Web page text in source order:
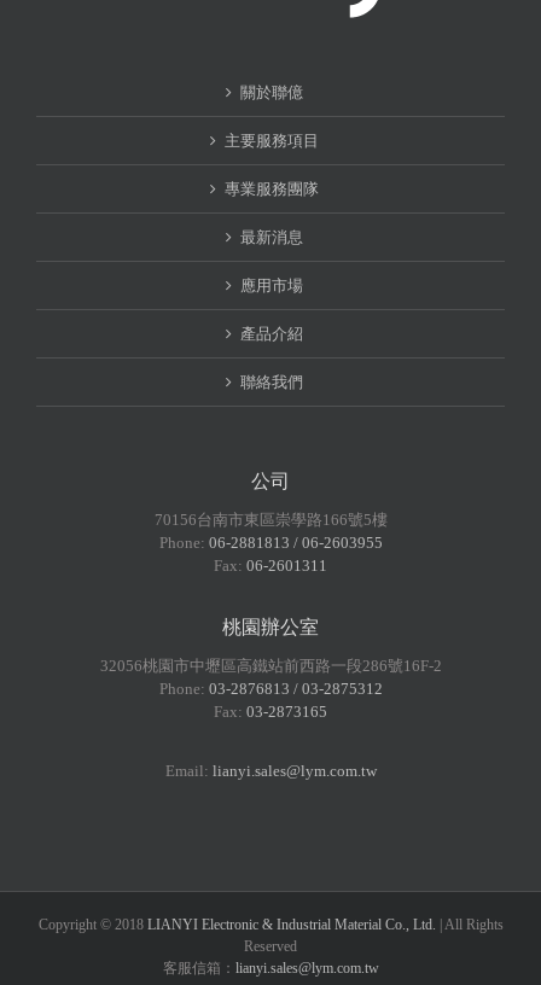
關於聯億
主要服務項目
專業服務團隊
最新消息
應用市場
產品介紹
聯絡我們
公司
70156台南市東區崇學路166號5樓
Phone: 06-2881813 / 06-2603955
Fax: 06-2601311
桃園辦公室
32056桃園市中壢區高鐵站前西路一段286號16F-2
Phone: 03-2876813 / 03-2875312
Fax: 03-2873165
Email: lianyi.sales@lym.com.tw
Copyright © 2018 LIANYI Electronic & Industrial Material Co., Ltd. | All Rights
Reserved
客服信箱： lianyi.sales@lym.com.tw